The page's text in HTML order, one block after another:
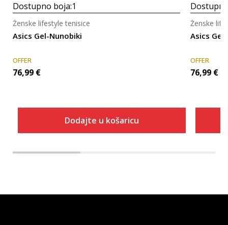
Dostupno boja:1
Asics Gel-Nunobiki
Ženske lifestyle tenisice
OFFER
76,99 €
Dodajte u košaricu
Asics
Ženske
OFFER
76,99 €